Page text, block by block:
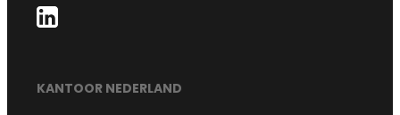
KANTOOR NEDERLAND